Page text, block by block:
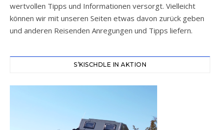
wertvollen Tipps und Informationen versorgt. Vielleicht
können wir mit unseren Seiten etwas davon zurück geben
und anderen Reisenden Anregungen und Tipps liefern.
S’KISCHDLE IN AKTION